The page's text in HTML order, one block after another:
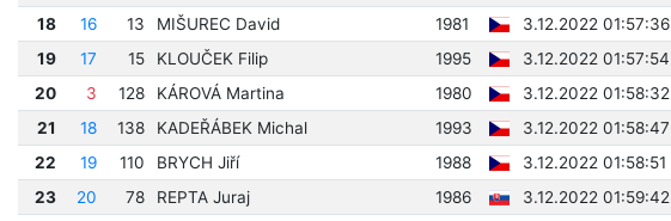
18
16 13 MIŠUREC David 1981 3.12.2022 01:57:36
19
17 15 KLOUČEK Filip 1995 3.12.2022 01:57:54
20
3 128 KÁROVÁ Martina 1980 3.12.2022 01:58:32
21
18 138 KADEŘÁBEK Michal 1993 3.12.2022 01:58:47
22
19 110 BRYCH Jiří 1988 3.12.2022 01:58:51
23
20 78 REPTA Juraj 1986 3.12.2022 01:59:42